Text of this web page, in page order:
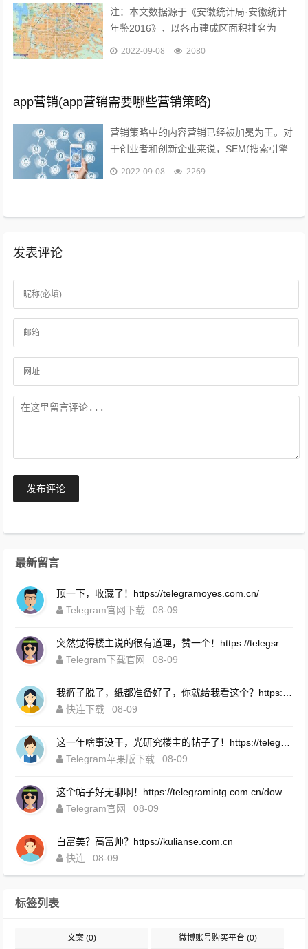
注：本文数据源于《安徽统计局·安徽统计
年鉴2016》，以各市建成区面积排名为
准。图片源于视觉中国、zol，感谢视觉中
2022-09-08 2080
app营销(app营销需要哪些营销策略)
营销策略中的内容营销已经被加冕为王。对
于创业者和创新企业来说，SEM(搜索引擎
营销)、粉丝经济、公关等等手段尚不可形
2022-09-08 2269
发表评论
发布评论
最新留言
顶一下，收藏了！https://telegramoyes.com.cn/
Telegram官网下载
08-09
Telegram下载官网
08-09
快连下载
08-09
Telegram苹果版下载
08-09
Telegram官网
08-09
白富美？高富帅？https://kulianse.com.cn
快连
08-09
标签列表
文案 (0) 微博账号购买平台 (0)